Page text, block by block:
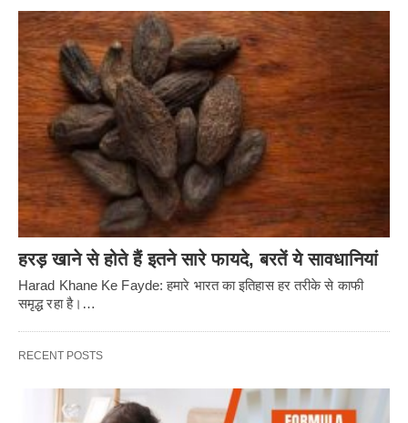
हरड़ खाने से होते हैं इतने सारे फायदे, बरतें ये सावधानियां
Harad Khane Ke Fayde: हमारे भारत का इतिहास हर तरीके से काफी
समृद्ध रहा है।…
RECENT POSTS